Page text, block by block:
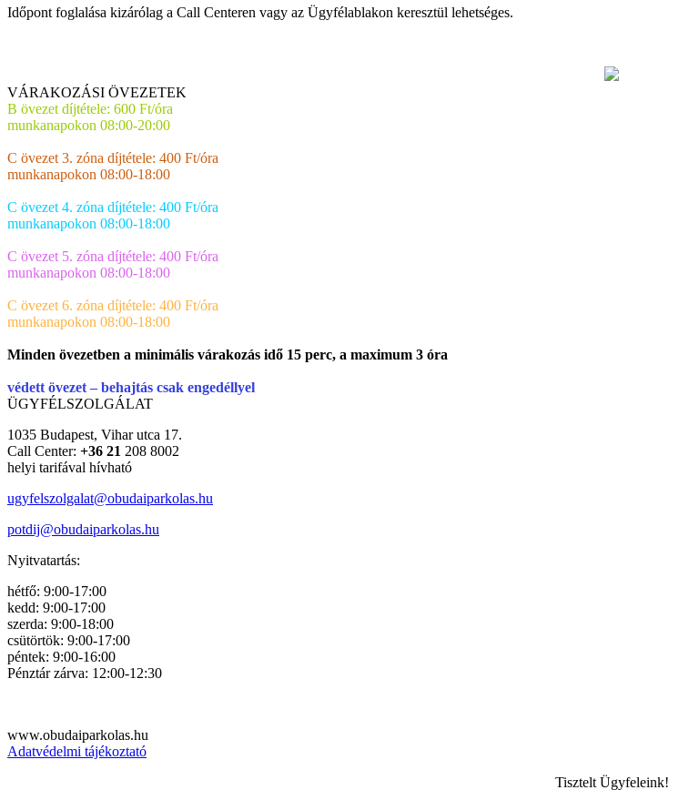
Időpont foglalása kizárólag a Call Centeren vagy az Ügyfélablakon keresztül lehetséges.
VÁRAKOZÁSI ÖVEZETEK
B övezet díjtétele: 600 Ft/óra
munkanapokon 08:00-20:00
C övezet 3. zóna díjtétele: 400 Ft/óra
munkanapokon 08:00-18:00
C övezet 4. zóna díjtétele: 400 Ft/óra
munkanapokon 08:00-18:00
C övezet 5. zóna díjtétele: 400 Ft/óra
munkanapokon 08:00-18:00
C övezet 6. zóna díjtétele: 400 Ft/óra
munkanapokon 08:00-18:00
Minden övezetben a minimális várakozás idő 15 perc, a maximum 3 óra
védett övezet – behajtás csak engedéllyel
ÜGYFÉLSZOLGÁLAT
1035 Budapest, Vihar utca 17.
Call Center: +36 21 208 8002
helyi tarifával hívható
ugyfelszolgalat@obudaiparkolas.hu
potdij@obudaiparkolas.hu
Nyitvatartás:
hétfő: 9:00-17:00
kedd: 9:00-17:00
szerda: 9:00-18:00
csütörtök: 9:00-17:00
péntek: 9:00-16:00
Pénztár zárva: 12:00-12:30
www.obudaiparkolas.hu
Adatvédelmi tájékoztató
Tisztelt Ügyfeleink!